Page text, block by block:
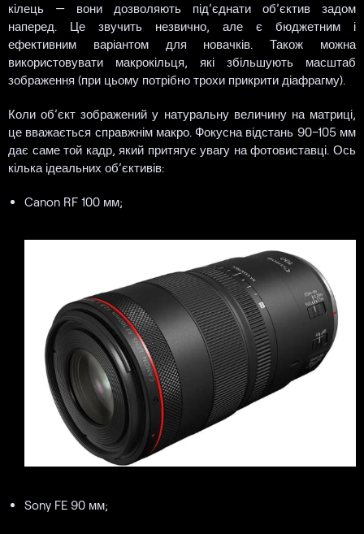
кілець — вони дозволяють під’єднати об’єктив задом
наперед. Це звучить незвично, але є бюджетним і
ефективним варіантом для новачків. Також можна
використовувати макрокільця, які збільшують масштаб
зображення (при цьому потрібно трохи прикрити діафрагму).
Коли об’єкт зображений у натуральну величину на матриці,
це вважається справжнім макро. Фокусна відстань 90–105 мм
дає саме той кадр, який притягує увагу на фотовиставці. Ось
кілька ідеальних об’єктивів:
Canon RF 100 мм;
Sony FE 90 мм;